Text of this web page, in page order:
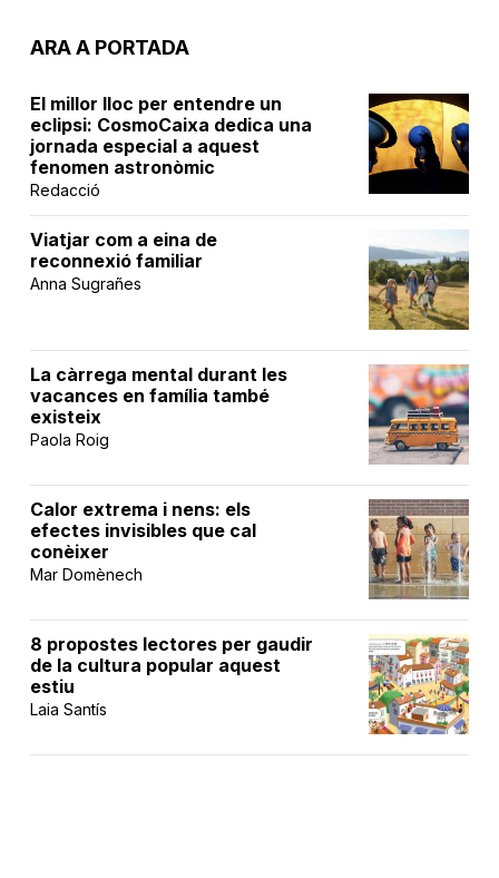
ARA A PORTADA
El millor lloc per entendre un
eclipsi: CosmoCaixa dedica una
jornada especial a aquest
fenomen astronòmic
Redacció
Viatjar com a eina de
reconnexió familiar
Anna Sugrañes
La càrrega mental durant les
vacances en família també
existeix
Paola Roig
Calor extrema i nens: els
efectes invisibles que cal
conèixer
Mar Domènech
8 propostes lectores per gaudir
de la cultura popular aquest
estiu
Laia Santís